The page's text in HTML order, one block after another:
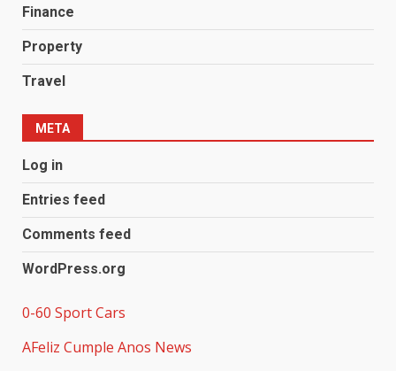
Finance
Property
Travel
META
Log in
Entries feed
Comments feed
WordPress.org
0-60 Sport Cars
AFeliz Cumple Anos News